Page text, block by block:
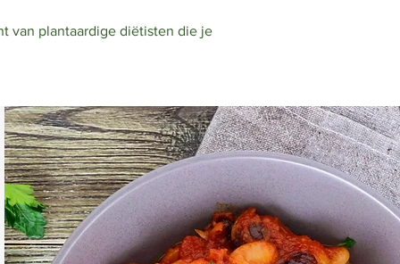
van plantaardige diëtisten die je